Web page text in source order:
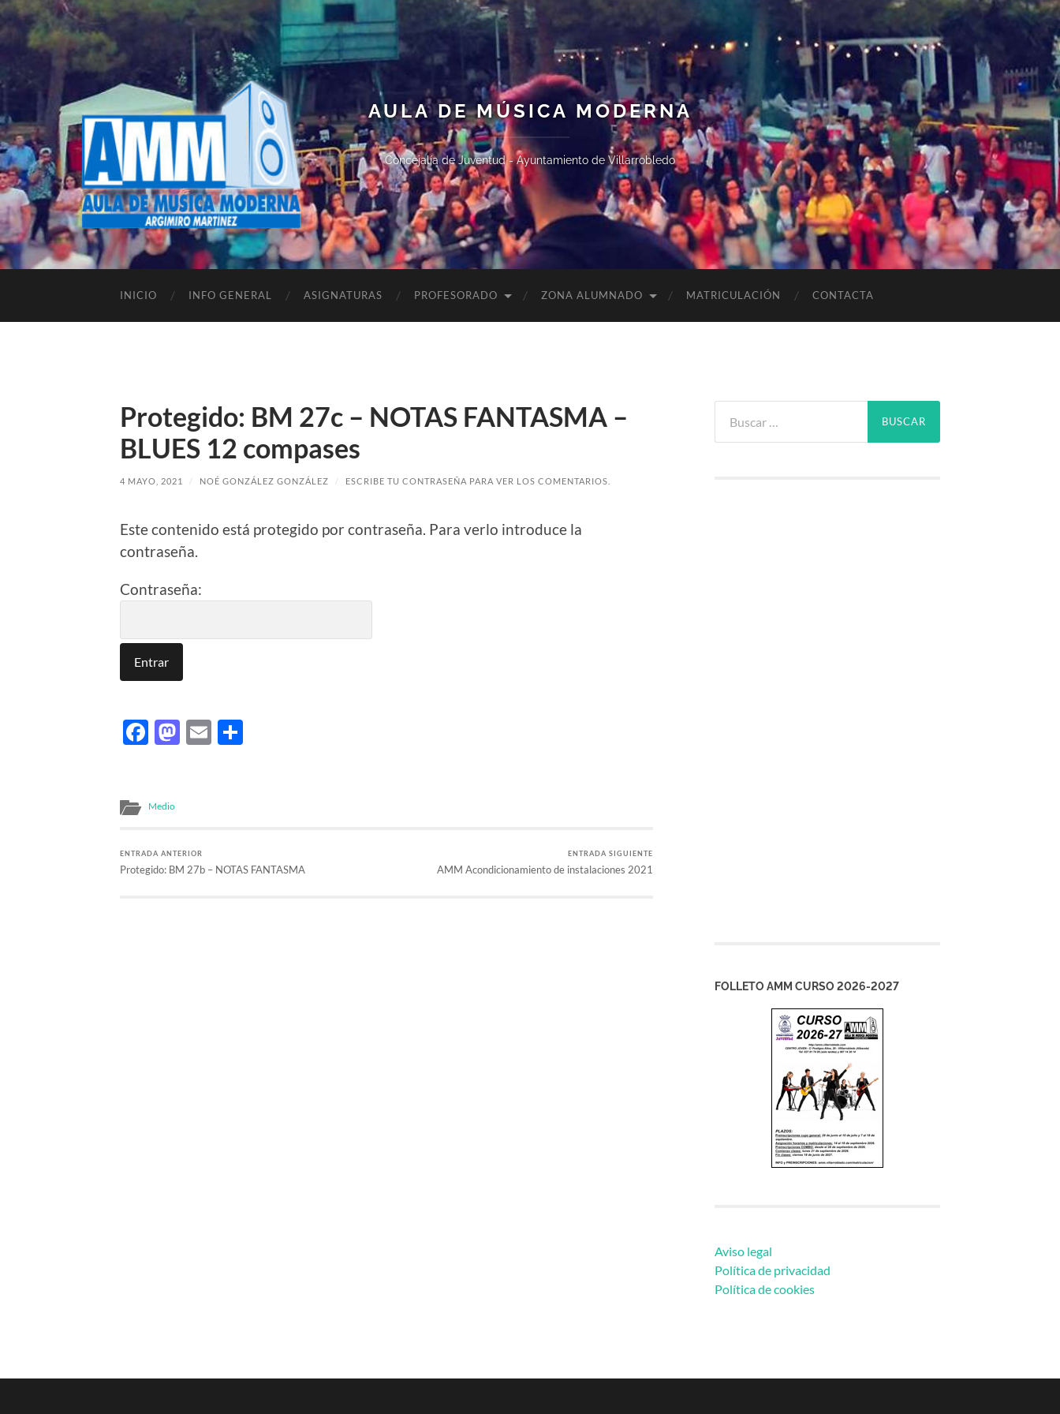
AULA DE MÚSICA MODERNA
Concejalía de Juventud - Ayuntamiento de Villarrobledo
INICIO INFO GENERAL ASIGNATURAS PROFESORADO ZONA ALUMNADO MATRICULACIÓN CONTACTA
Protegido: BM 27c – NOTAS FANTASMA –
BLUES 12 compases
4 MAYO, 2021 / NOÉ GONZÁLEZ GONZÁLEZ / ESCRIBE TU CONTRASEÑA PARA VER LOS COMENTARIOS.
Este contenido está protegido por contraseña. Para verlo introduce la
contraseña.
Contraseña:
Facebook
Mastodon
Email
Medio
ENTRADA ANTERIOR
Protegido: BM 27b – NOTAS FANTASMA
ENTRADA SIGUIENTE
AMM Acondicionamiento de instalaciones 2021
FOLLETO AMM CURSO 2026-2027
Aviso legal
Política de privacidad
Política de cookies